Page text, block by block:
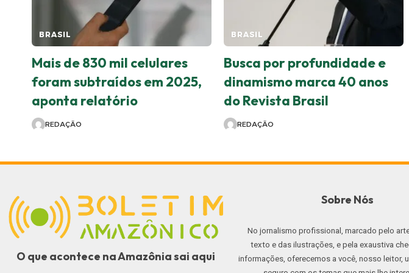
BRASIL
Mais de 830 mil celulares
foram subtraídos em 2025,
aponta relatório
REDAÇÃO
BRASIL
Busca por profundidade e
dinamismo marca 40 anos
do Revista Brasil
REDAÇÃO
O que acontece na Amazônia sai aqui
Sobre Nós
No jornalismo profissional, marcado pelo
texto e das ilustrações, e pela exaustiva
informações, oferecemos a você, nosso leitor,